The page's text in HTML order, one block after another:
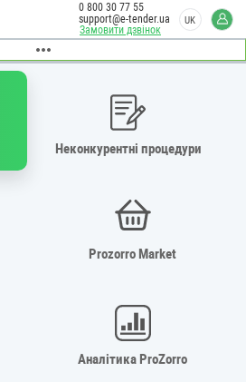
Замовити дзвінок
0 800 30 77 55
support@e-tender.ua
UK
Неконкурентні процедури
Prozorro Market
Аналітика ProZorro